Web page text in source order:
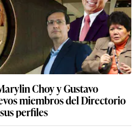
Choy y Gustavo
miembros del Directorio
perfiles